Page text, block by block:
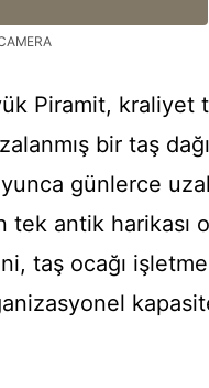
Piramit,
bir taş
günlerce
tek antik harikası
taş ocağı